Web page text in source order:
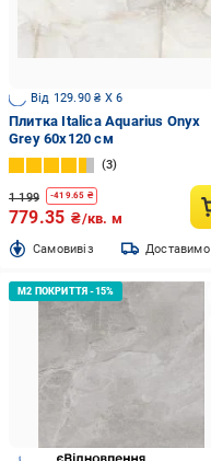
Від 129.90 ₴ X 6
Плитка Italica Aquarius Onyx
Grey 60x120 см
3
1 199 -419.65 ₴
779.35 ₴/кв. м
Cамовивіз Доставимо